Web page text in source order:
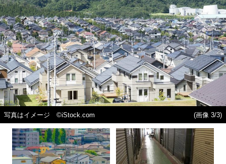
写真はイメージ ©iStock.com (画像 3/3)